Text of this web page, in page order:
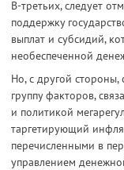
В-третьих, следует
поддержку
выплат и субсидий,
необеспеченной
Но, с другой
группу факторов,
и политикой
таргетирующий
перечисленными в
управлением